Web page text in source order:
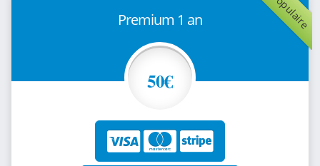
Populaire
Premium 1 an
50€